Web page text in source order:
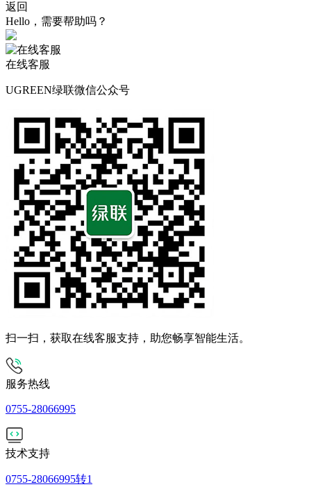
返回
Hello，需要帮助吗？
在线客服
UGREEN绿联微信公众号
扫一扫，获取在线客服支持，助您畅享智能生活。
服务热线
0755-28066995
技术支持
0755-28066995转1